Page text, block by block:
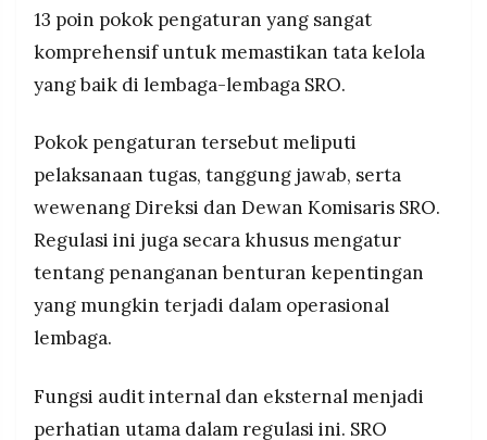
13 poin pokok pengaturan yang sangat
komprehensif untuk memastikan tata kelola
yang baik di lembaga-lembaga SRO.
Pokok pengaturan tersebut meliputi
pelaksanaan tugas, tanggung jawab, serta
wewenang Direksi dan Dewan Komisaris SRO.
Regulasi ini juga secara khusus mengatur
tentang penanganan benturan kepentingan
yang mungkin terjadi dalam operasional
lembaga.
Fungsi audit internal dan eksternal menjadi
perhatian utama dalam regulasi ini. SRO